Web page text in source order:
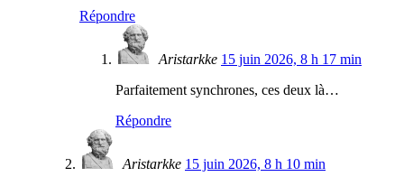
Répondre
Aristarkke 15 juin 2026, 8 h 17 min
Parfaitement synchrones, ces deux là…
Répondre
Aristarkke 15 juin 2026, 8 h 10 min